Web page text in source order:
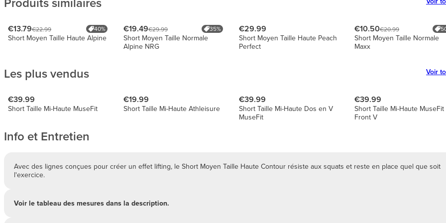
Produits similaires
€13.79€22.99 40%
Short Moyen Taille Haute Alpine
€19.49€29.99 35%
Short Moyen Taille Normale
Alpine NRG
€29.99
Short Moyen Taille Haute Peach
Perfect
€10.50€20.99
Short Moyen Taille Normale
Maxx
Les plus vendus Voir
€39.99
Short Taille Mi-Haute MuseFit
€19.99
Short Taille Mi-Haute Athleisure
€39.99
Short Taille Mi-Haute Dos en V
MuseFit
€39.99
Short Taille Mi-Haute MuseFit
Front V
Info et Entretien
Avec des lignes conçues pour créer un effet lifting, le Short Moyen Taille Haute Contour résiste aux squats et reste en place quel que soit
l'exercice.
Voir le tableau des mesures dans la description.